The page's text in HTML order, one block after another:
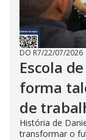
DO R7/22/07/2026
Escola
forma
de
História de
transformar o